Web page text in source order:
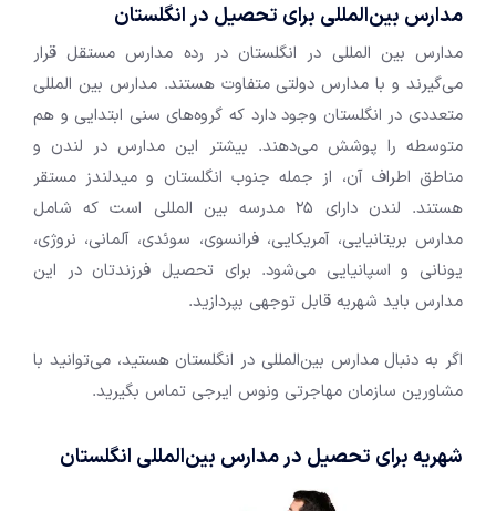
مدارس بین‌المللی برای تحصیل در انگلستان
مدارس بین المللی در انگلستان در رده مدارس مستقل قرار
می‌گیرند و با مدارس دولتی متفاوت هستند. مدارس بین المللی
متعددی در انگلستان وجود دارد که گروه‌های سنی ابتدایی و هم
متوسطه را پوشش می‌دهند. بیشتر این مدارس در لندن و
مناطق اطراف آن، از جمله جنوب انگلستان و میدلندز مستقر
هستند. لندن دارای 25 مدرسه بین المللی است که شامل
مدارس بریتانیایی، آمریکایی، فرانسوی، سوئدی، آلمانی، نروژی،
یونانی و اسپانیایی می‌شود. برای تحصیل فرزندتان در این
مدارس باید شهریه قابل توجهی بپردازید.
اگر به دنبال مدارس بین‌المللی در انگلستان هستید، می‌توانید با
مشاورین سازمان مهاجرتی ونوس ایرجی تماس بگیرید.
شهریه برای تحصیل در مدارس بین‌المللی انگلستان